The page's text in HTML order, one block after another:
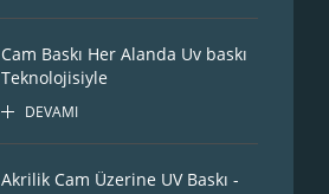
Cam Baskı Her Alanda Uv baskı
Teknolojisiyle
DEVAMI
Akrilik Cam Üzerine UV Baskı -